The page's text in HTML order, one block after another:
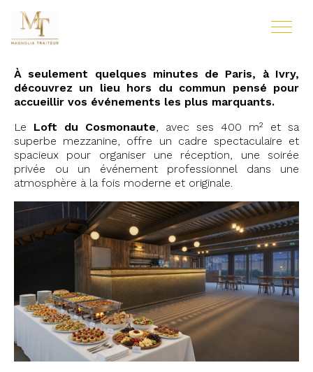
À seulement quelques minutes de Paris, à Ivry,
découvrez un lieu hors du commun pensé pour
accueillir vos événements les plus marquants.
Le Loft du Cosmonaute, avec ses 400 m² et sa
superbe mezzanine, offre un cadre spectaculaire et
spacieux pour organiser une réception, une soirée
privée ou un événement professionnel dans une
atmosphère à la fois moderne et originale.